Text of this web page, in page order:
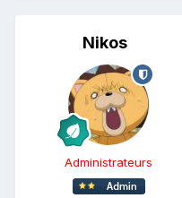
Nikos
Administrateurs